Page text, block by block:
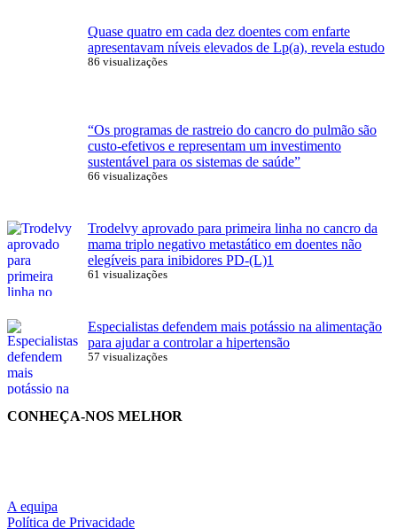
Quase quatro em cada dez doentes com enfarte
apresentavam níveis elevados de Lp(a), revela estudo
86 visualizações
“Os programas de rastreio do cancro do pulmão são
custo-efetivos e representam um investimento
sustentável para os sistemas de saúde”
66 visualizações
Trodelvy aprovado para primeira linha no cancro da
mama triplo negativo metastático em doentes não
elegíveis para inibidores PD-(L)1
61 visualizações
Especialistas defendem mais potássio na alimentação
para ajudar a controlar a hipertensão
57 visualizações
CONHEÇA-NOS MELHOR
A equipa
Política de Privacidade